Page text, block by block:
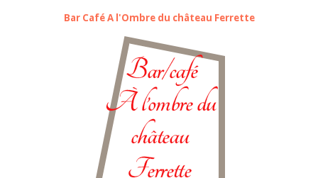
Bar Café A l'Ombre du château Ferrette